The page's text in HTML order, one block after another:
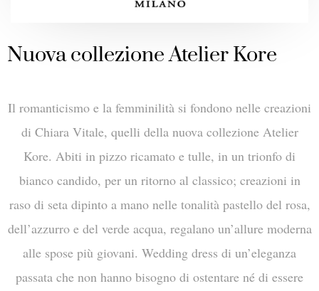
Nuova collezione Atelier Kore
Il romanticismo e la femminilità si fondono nelle creazioni
di Chiara Vitale, quelli della nuova collezione Atelier
Kore. Abiti in pizzo ricamato e tulle, in un trionfo di
bianco candido, per un ritorno al classico; creazioni in
raso di seta dipinto a mano nelle tonalità pastello del rosa,
dell’azzurro e del verde acqua, regalano un’allure moderna
alle spose più giovani. Wedding dress di un’eleganza
passata che non hanno bisogno di ostentare né di essere